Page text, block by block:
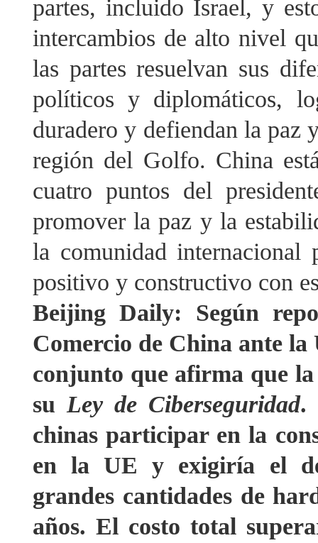
partes, incluido Israel, y
intercambios de alto nivel
las partes resuelvan sus
políticos y diplomáticos,
duradero y defiendan la paz
región del Golfo. China
cuatro puntos del
promover la paz y la
la comunidad internacional
positivo y constructivo con
Beijing Daily: Según
Comercio de China ante
conjunto que afirma que
su Ley de Ciberseguridad.
chinas participar en la
en la UE y exigiría el
grandes cantidades de
años. El costo total